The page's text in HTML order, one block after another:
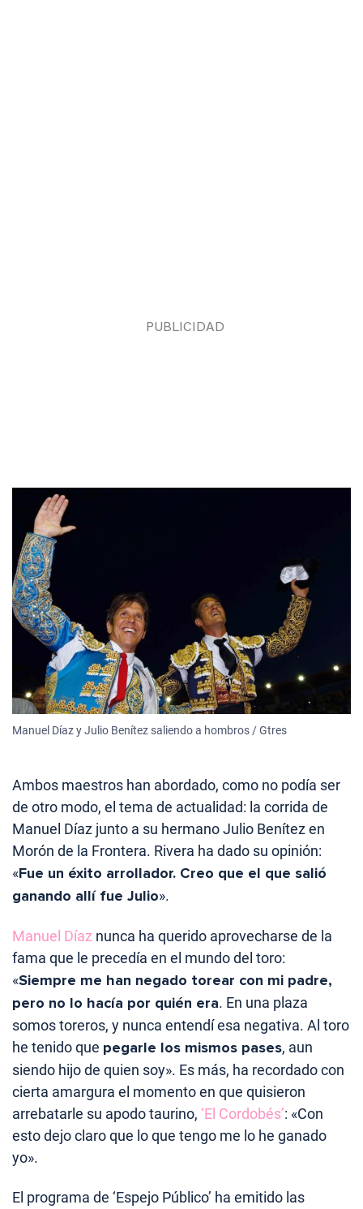
Manuel Díaz y Julio Benítez saliendo a hombros / Gtres
Ambos maestros han abordado, como no podía ser
de otro modo, el tema de actualidad: la corrida de
Manuel Díaz junto a su hermano Julio Benítez en
Morón de la Frontera. Rivera ha dado su opinión:
«Fue un éxito arrollador. Creo que el que salió
ganando allí fue Julio».
Manuel Díaz nunca ha querido aprovecharse de la
fama que le precedía en el mundo del toro:
«Siempre me han negado torear con mi padre,
pero no lo hacía por quién era. En una plaza
somos toreros, y nunca entendí esa negativa. Al toro
he tenido que pegarle los mismos pases, aun
siendo hijo de quien soy». Es más, ha recordado con
cierta amargura el momento en que quisieron
arrebatarle su apodo taurino, ‘El Cordobés’: «Con
esto dejo claro que lo que tengo me lo he ganado
yo».
El programa de ‘Espejo Público’ ha emitido las